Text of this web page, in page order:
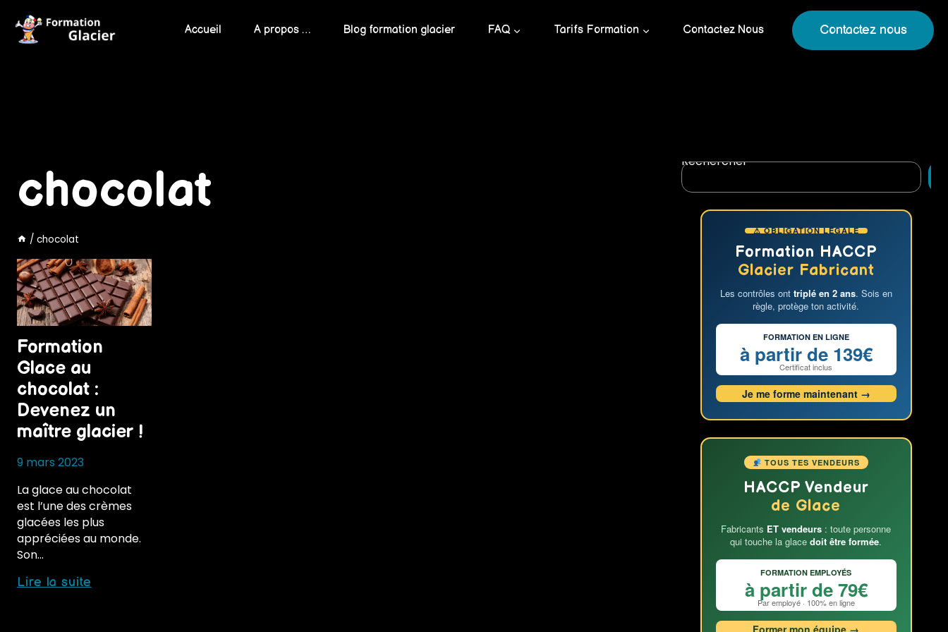
content
Accueil A propos … Blog formation glacier FAQ Tarifs Formation Contactez Nous Contactez nous
chocolat
/ chocolat
Formation
Glace au
chocolat :
Devenez un
maître glacier !
9 mars 2023
La glace au chocolat
est l’une des crèmes
glacées les plus
appréciées au monde.
Son…
Lire la suite
Rechercher
⚠ OBLIGATION LÉGALE
Formation HACCP
Glacier Fabricant
Les contrôles ont triplé en 2 ans. Sois en
règle, protège ton activité.
FORMATION EN LIGNE
à partir de 139€
Certificat inclus
Je me forme maintenant →
TOUS TES VENDEURS
HACCP Vendeur
de Glace
Fabricants ET vendeurs : toute personne
qui touche la glacedoit être formée.
FORMATION EMPLOYÉS
à partir de 79€
Par employé · 100% en ligne